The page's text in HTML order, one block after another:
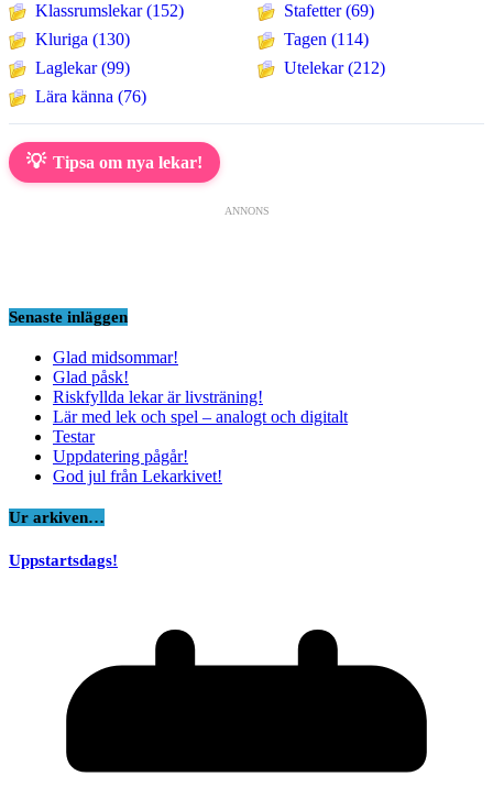
Klassrumslekar (152)
Kluriga (130)
Laglekar (99)
Lära känna (76)
Stafetter (69)
Tagen (114)
Utelekar (212)
💡 Tipsa om nya lekar!
ANNONS
Senaste inläggen
Glad midsommar!
Glad påsk!
Riskfyllda lekar är livsträning!
Lär med lek och spel – analogt och digitalt
Testar
Uppdatering pågår!
God jul från Lekarkivet!
Ur arkiven…
Uppstartsdags!